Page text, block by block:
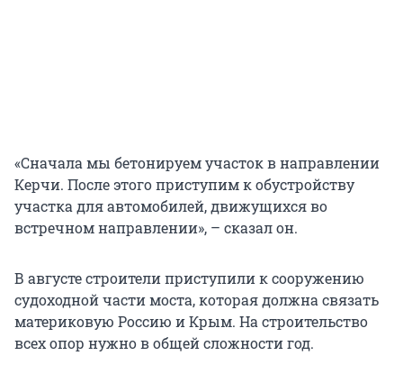
«Сначала мы бетонируем участок в направлении
Керчи. После этого приступим к обустройству
участка для автомобилей, движущихся во
встречном направлении», – сказал он.
В августе строители приступили к сооружению
судоходной части моста, которая должна связать
материковую Россию и Крым. На строительство
всех опор нужно в общей сложности год.